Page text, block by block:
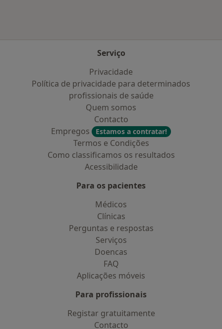
Serviço
Privacidade
Política de privacidade para determinados
profissionais de saúde
Quem somos
Contacto
Empregos
Estamos a contratar!
Termos e Condições
Como classificamos os resultados
Acessibilidade
Para os pacientes
Médicos
Clínicas
Perguntas e respostas
Serviços
Doencas
FAQ
Aplicações móveis
Para profissionais
Registar gratuitamente
Contacto